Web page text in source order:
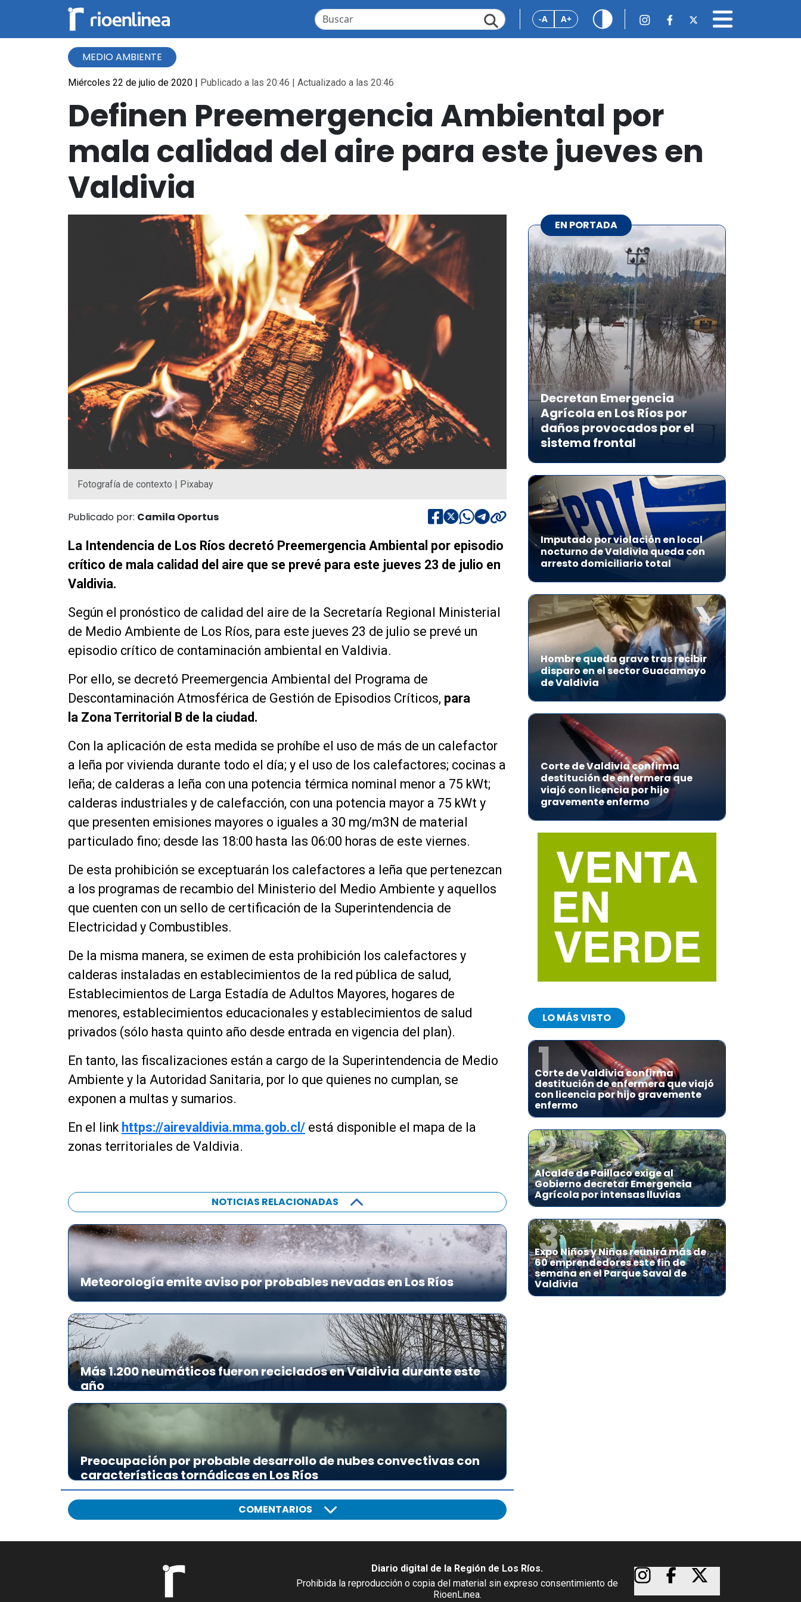
-A A+
MEDIO AMBIENTE
Miércoles 22 de julio de 2020 | Publicado a las 20:46 | Actualizado a las 20:46
Definen Preemergencia Ambiental por
mala calidad del aire para este jueves en
Valdivia
Fotografía de contexto | Pixabay
Publicado por: Camila Oportus
La Intendencia de Los Ríos decretó Preemergencia Ambiental por episodio
crítico de mala calidad del aire que se prevé para este jueves 23 de julio en
Valdivia.
Según el pronóstico de calidad del aire de la Secretaría Regional Ministerial
de Medio Ambiente de Los Ríos, para este jueves 23 de julio se prevé un
episodio crítico de contaminación ambiental en Valdivia.
Por ello, se decretó Preemergencia Ambiental del Programa de
Descontaminación Atmosférica de Gestión de Episodios Críticos, para
la Zona Territorial B de la ciudad.
Con la aplicación de esta medida se prohíbe el uso de más de un calefactor
a leña por vivienda durante todo el día; y el uso de los calefactores; cocinas a
leña; de calderas a leña con una potencia térmica nominal menor a 75 kWt;
calderas industriales y de calefacción, con una potencia mayor a 75 kWt y
que presenten emisiones mayores o iguales a 30 mg/m3N de material
particulado fino; desde las 18:00 hasta las 06:00 horas de este viernes.
De esta prohibición se exceptuarán los calefactores a leña que pertenezcan
a los programas de recambio del Ministerio del Medio Ambiente y aquellos
que cuenten con un sello de certificación de la Superintendencia de
Electricidad y Combustibles.
De la misma manera, se eximen de esta prohibición los calefactores y
calderas instaladas en establecimientos de la red pública de salud,
Establecimientos de Larga Estadía de Adultos Mayores, hogares de
menores, establecimientos educacionales y establecimientos de salud
privados (sólo hasta quinto año desde entrada en vigencia del plan).
En tanto, las fiscalizaciones están a cargo de la Superintendencia de Medio
Ambiente y la Autoridad Sanitaria, por lo que quienes no cumplan, se
exponen a multas y sumarios.
En el link https://airevaldivia.mma.gob.cl/ está disponible el mapa de la
zonas territoriales de Valdivia.
NOTICIAS RELACIONADAS
Meteorología emite aviso por probables nevadas en Los Ríos
Más 1.200 neumáticos fueron reciclados en Valdivia durante este
año
Preocupación por probable desarrollo de nubes convectivas con
características tornádicas en Los Ríos
COMENTARIOS
EN PORTADA
Decretan Emergencia
Agrícola en Los Ríos por
daños provocados por el
sistema frontal
Imputado por violación en local
nocturno de Valdivia queda con
arresto domiciliario total
Hombre queda grave tras recibir
disparo en el sector Guacamayo
de Valdivia
Corte de Valdivia confirma
destitución de enfermera que
viajó con licencia por hijo
gravemente enfermo
LO MÁS VISTO
1
Corte de Valdivia confirma
destitución de enfermera que viajó
con licencia por hijo gravemente
enfermo
2
Alcalde de Paillaco exige al
Gobierno decretar Emergencia
Agrícola por intensas lluvias
3
Expo Niños y Niñas reunirá más de
60 emprendedores este fin de
semana en el Parque Saval de
Valdivia
Diario digital de la Región de Los Ríos.
Prohibida la reproducción o copia del material sin expreso consentimiento de
RioenLinea.